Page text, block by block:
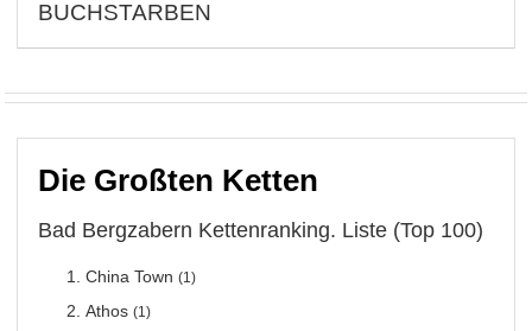
BUCHSTARBEN
Die Großten Ketten
Bad Bergzabern Kettenranking. Liste (Top 100)
China Town (1)
Athos (1)